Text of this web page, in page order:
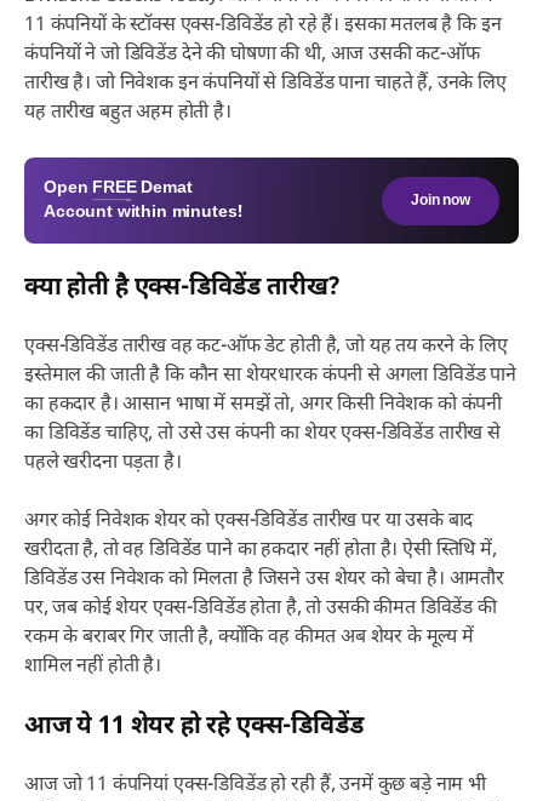
11 कंपनियों के स्टॉक्स एक्स-डिविडेंड हो रहे हैं। इसका मतलब है कि इन
कंपनियों ने जो डिविडेंड देने की घोषणा की थी, आज उसकी कट-ऑफ
तारीख है। जो निवेशक इन कंपनियों से डिविडेंड पाना चाहते हैं, उनके लिए
यह तारीख बहुत अहम होती है।
Open FREE Demat
Account within minutes!
Join now
क्या होती है एक्स-डिविडेंड तारीख?
एक्स-डिविडेंड तारीख वह कट-ऑफ डेट होती है, जो यह तय करने के लिए
इस्तेमाल की जाती है कि कौन सा शेयरधारक कंपनी से अगला डिविडेंड पाने
का हकदार है। आसान भाषा में समझें तो, अगर किसी निवेशक को कंपनी
का डिविडेंड चाहिए, तो उसे उस कंपनी का शेयर एक्स-डिविडेंड तारीख से
पहले खरीदना पड़ता है।
अगर कोई निवेशक शेयर को एक्स-डिविडेंड तारीख पर या उसके बाद
खरीदता है, तो वह डिविडेंड पाने का हकदार नहीं होता है। ऐसी स्तिथि में,
डिविडेंड उस निवेशक को मिलता है जिसने उस शेयर को बेचा है। आमतौर
पर, जब कोई शेयर एक्स-डिविडेंड होता है, तो उसकी कीमत डिविडेंड की
रकम के बराबर गिर जाती है, क्योंकि वह कीमत अब शेयर के मूल्य में
शामिल नहीं होती है।
आज ये 11 शेयर हो रहे एक्स-डिविडेंड
आज जो 11 कंपनियां एक्स-डिविडेंड हो रही हैं, उनमें कुछ बड़े नाम भी